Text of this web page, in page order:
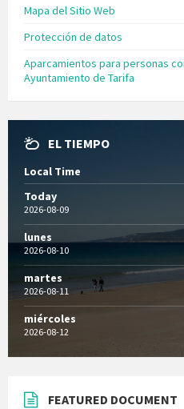
Mapa del Sitio Web
Protección de datos
Aparcamientos para personas
Ayuntamiento de Tarifa
EL TIEMPO
Local Time
Today
2026-08-09
lunes
2026-08-10
martes
2026-08-11
miércoles
2026-08-12
FEATURED DOCUMENT